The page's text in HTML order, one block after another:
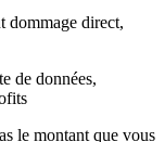
dommage direct,
de données,
le montant que vous